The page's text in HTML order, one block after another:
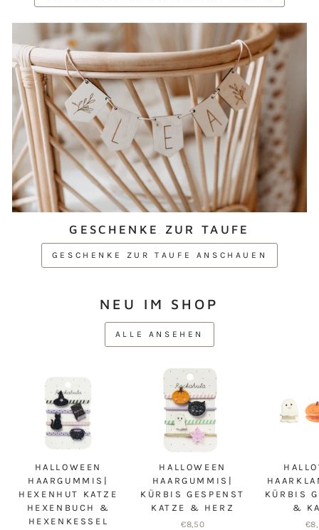
GESCHENKE ZUR TAUFE
GESCHENKE ZUR TAUFE ANSCHAUEN
NEU IM SHOP
ALLE ANSEHEN
HALLOWEEN
HAARGUMMIS|
HEXENHUT KATZE
HEXENBUCH &
HEXENKESSEL
HALLOWEEN
HAARGUMMIS|
KÜRBIS GESPENST
KATZE & HERZ
€8,50
KÜRBIS
&